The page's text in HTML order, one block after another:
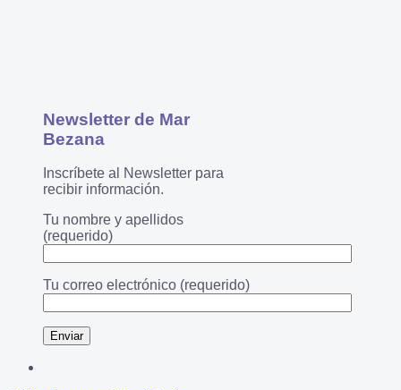
Newsletter de Mar
Bezana
Inscríbete al Newsletter para
recibir información.
Tu nombre y apellidos
(requerido)
Tu correo electrónico (requerido)